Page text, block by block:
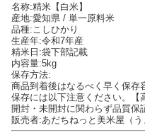
名称:精米【白米】
産地:愛知県 / 単一原料米
品種:こしひかり
生産年:令和7年産
精米日:袋下部記載
内容量:5kg
保存方法:
商品到着後はなるべく早く保存
保存には以下注意ください。【
開封・未開封に関わらず品質保
販売者:あだちねっと美米屋（